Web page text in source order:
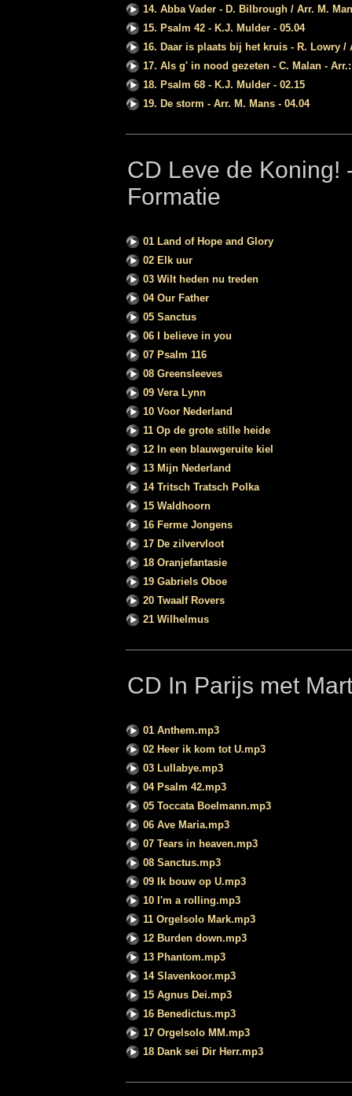
14. Abba Vader - D. Bilbrough / Arr. M.
15. Psalm 42 - K.J. Mulder - 05.04
16. Daar is plaats bij het kruis - R. Lowry /
17. Als g' in nood gezeten - C. Malan - Arr.:
18. Psalm 68 - K.J. Mulder - 02.15
19. De storm - Arr. M. Mans - 04.04
CD Leve de Koning!
Formatie
01 Land of Hope and Glory
02 Elk uur
03 Wilt heden nu treden
04 Our Father
05 Sanctus
06 I believe in you
07 Psalm 116
08 Greensleeves
09 Vera Lynn
10 Voor Nederland
11 Op de grote stille heide
12 In een blauwgeruite kiel
13 Mijn Nederland
14 Tritsch Tratsch Polka
15 Waldhoorn
16 Ferme Jongens
17 De zilvervloot
18 Oranjefantasie
19 Gabriels Oboe
20 Twaalf Rovers
21 Wilhelmus
CD In Parijs met
01 Anthem.mp3
02 Heer ik kom tot U.mp3
03 Lullabye.mp3
04 Psalm 42.mp3
05 Toccata Boelmann.mp3
06 Ave Maria.mp3
07 Tears in heaven.mp3
08 Sanctus.mp3
09 Ik bouw op U.mp3
10 I'm a rolling.mp3
11 Orgelsolo Mark.mp3
12 Burden down.mp3
13 Phantom.mp3
14 Slavenkoor.mp3
15 Agnus Dei.mp3
16 Benedictus.mp3
17 Orgelsolo MM.mp3
18 Dank sei Dir Herr.mp3